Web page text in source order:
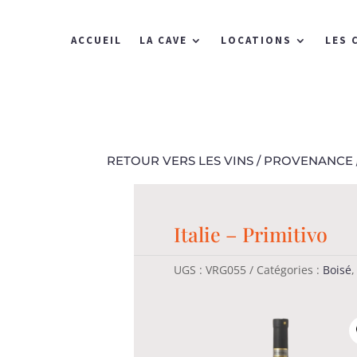
ACCUEIL LA CAVE LOCATIONS LES
RETOUR VERS LES VINS / PROVENANCE
Italie – Primitivo
UGS :VRG055 Catégories : Boisé,